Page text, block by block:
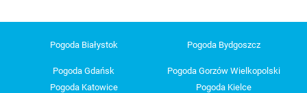
Pogoda Białystok Pogoda Bydgoszcz
Pogoda Gdańsk
Pogoda Gorzów Wielkopolski
Pogoda Katowice
Pogoda Kielce